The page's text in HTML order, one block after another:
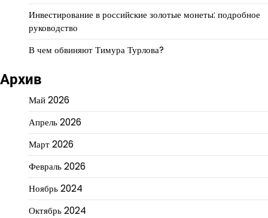
Инвестирование в российские золотые монеты: подробное
руководство
В чем обвиняют Тимура Турлова?
Архив
Май 2026
Апрель 2026
Март 2026
Февраль 2026
Ноябрь 2024
Октябрь 2024